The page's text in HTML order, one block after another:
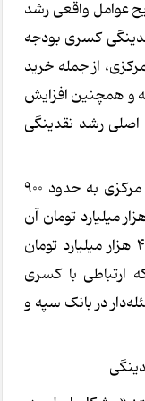
عوامل واقعی رشد
کسری بودجه
از جمله خرید
گذشته و همچنین افزایش
اصلی رشد نقدینگی
وی اضافه کرد: «بدهی بانک‌ها به بانک مرکزی به حدود 900
میلیارد تومان رسیده که حدود 400 هزار میلیارد تومان آن
مربوط به بانک آینده و حدود 350 تا 400 هزار میلیارد تومان
ارتباطی با کسری
در بانک سپه و